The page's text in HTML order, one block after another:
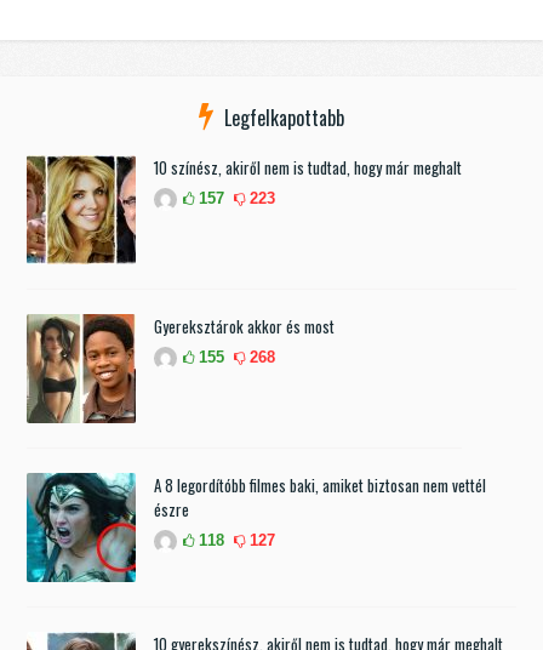
Legfelkapottabb
10 színész, akiről nem is tudtad, hogy már meghalt
157 223
Gyereksztárok akkor és most
155 268
A 8 legordítóbb filmes baki, amiket biztosan nem vettél
észre
118 127
10 gyerekszínész, akiről nem is tudtad, hogy már meghalt